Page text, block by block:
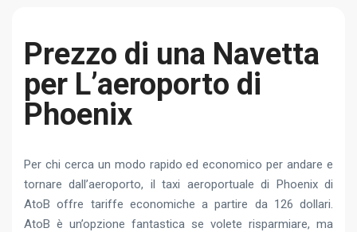
Prezzo di una Navetta
per L’aeroporto di
Phoenix
Per chi cerca un modo rapido ed economico per andare e
tornare dall’aeroporto, il taxi aeroportuale di Phoenix di
AtoB offre tariffe economiche a partire da 126 dollari.
AtoB è un’opzione fantastica se volete risparmiare, ma